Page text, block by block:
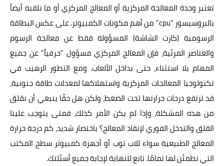
تعتبر وحدة المعالجة المركزية أو المعالج المركزي أو ما نلقبه أيضاً
بالبروسيسور “cpu” من أهم مكونات الكمبيوتر. على عكس البطاقة
الرسومية (كارت الشاشة) المسؤولة فقط عن معالجة الرسوم
والعناصر المرئية، فإن المعالج المركزي مسؤول "حرفياً" عن جميع
المهام بلا استثناء، حتى بداخل الألعاب. ومع التطور الرهيب في
تكنولوجيا المعالجات المركزية واستهلاكها لمعدلات طاقة جنونية،
قد ترتفع درجات حرارتها تحت الضغط، ولكن هل حقًا ينبغي أن نقلق
من هذه المشكلة، وإذا لم يكن الأمر كذلك، فمتى يتوجب علينا
القلق والتدخل الفوري لإنقاذ المعالج؟ باختصار شديد، كم درجة حرارة
المعالج الطبيعية سواء للاب توب أو أجهزة كمبيوتر سطح المكتب
التي نطمئن لها تمامًا. تابع للنهاية لإجابة جميع أسئلتك.